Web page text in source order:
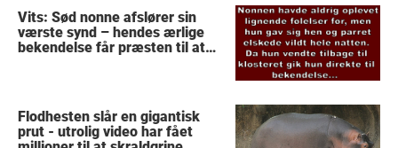
Vits: Sød nonne afslører sin
værste synd – hendes ærlige
bekendelse får præsten til at
Flodhesten slår en gigantisk
prut - utrolig video har fået